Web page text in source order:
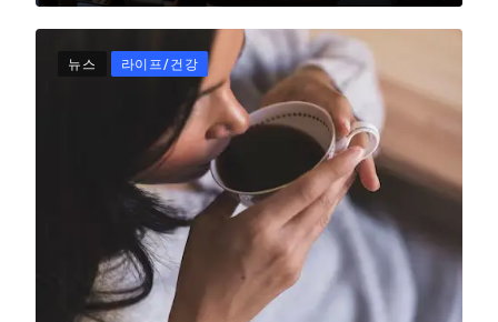
뉴스 라이프/건강